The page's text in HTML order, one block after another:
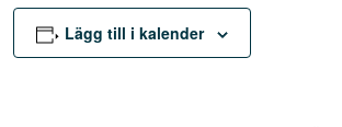
Lägg till i kalender